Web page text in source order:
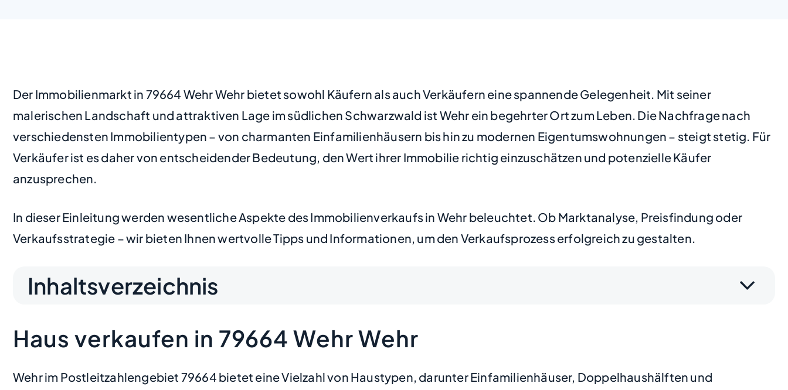
Der Immobilienmarkt in 79664 Wehr Wehr bietet sowohl Käufern als auch Verkäufern eine spannende Gelegenheit. Mit seiner
malerischen Landschaft und attraktiven Lage im südlichen Schwarzwald ist Wehr ein begehrter Ort zum Leben. Die Nachfrage nach
verschiedensten Immobilientypen – von charmanten Einfamilienhäusern bis hin zu modernen Eigentumswohnungen – steigt stetig. Für
Verkäufer ist es daher von entscheidender Bedeutung, den Wert ihrer Immobilie richtig einzuschätzen und potenzielle Käufer
anzusprechen.
In dieser Einleitung werden wesentliche Aspekte des Immobilienverkaufs in Wehr beleuchtet. Ob Marktanalyse, Preisfindung oder
Verkaufsstrategie – wir bieten Ihnen wertvolle Tipps und Informationen, um den Verkaufsprozess erfolgreich zu gestalten.
Inhaltsverzeichnis
Haus verkaufen in 79664 Wehr Wehr
Wehr im Postleitzahlengebiet 79664 bietet eine Vielzahl von Haustypen, darunter Einfamilienhäuser, Doppelhaushälften und